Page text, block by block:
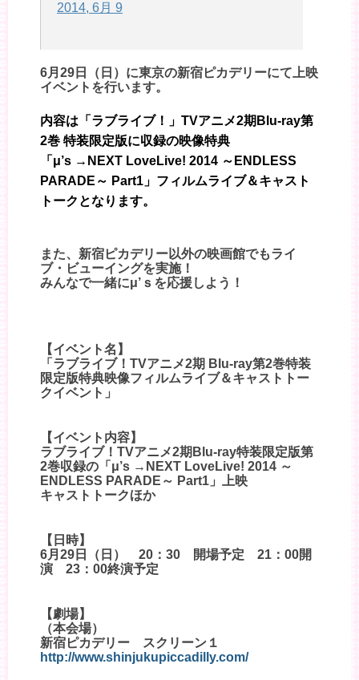
2014, 6月 9
6月29日（日）に東京の新宿ピカデリーにて上映
イベントを行います。
内容は「ラブライブ！」TVアニメ2期Blu-ray第
2巻 特装限定版に収録の映像特典
「μ’s →NEXT LoveLive! 2014 ～ENDLESS
PARADE～ Part1」フィルムライブ＆キャスト
トークとなります。
また、新宿ピカデリー以外の映画館でもライ
ブ・ビューイングを実施！
みんなで一緒にμ’ｓを応援しよう！
【イベント名】
「ラブライブ！TVアニメ2期 Blu-ray第2巻特装
限定版特典映像フィルムライブ＆キャストトー
クイベント」
【イベント内容】
ラブライブ！TVアニメ2期Blu-ray特装限定版第
2巻収録の「μ’s →NEXT LoveLive! 2014 ～
ENDLESS PARADE～ Part1」上映
キャストトークほか
【日時】
6月29日（日） 20：30 開場予定 21：00開
演 23：00終演予定
【劇場】
（本会場）
新宿ピカデリー スクリーン１
http://www.shinjukupiccadilly.com/